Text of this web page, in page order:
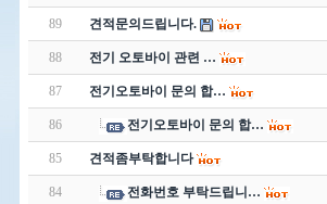
89 견적문의드립니다.
88 전기 오토바이 관련 …
87 전기오토바이 문의 합…
86 전기오토바이 문의 합…
85 견적좀부탁합니다
84 전화번호 부탁드립니…